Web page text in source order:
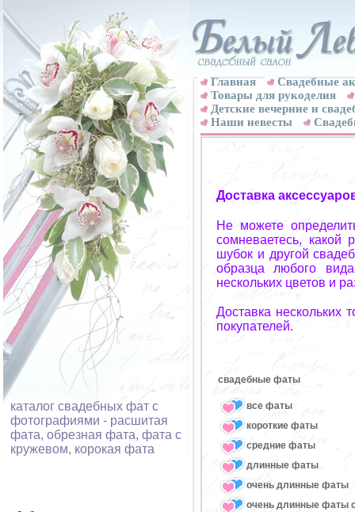
каталог свадебных фат с
фотографиями - расшитая
фата, обрезная фата, фата с
кружевом, корокая фата
Главная
Свадебные
Товары для рукоделия
Детские вечерние и
Наши невесты
Доставка
Не можете
сомневаетесь, какой
шубок и другой
образца любого
нескольких цветов и
Доставка нескольких
покупателей.
свадебные фаты
все фаты
короткие фаты
средние фаты
длинные фаты
очень длинные фаты
очень длинные фаты